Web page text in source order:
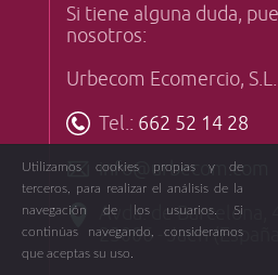
Si tiene alguna duda,
nosotros:
Urbecom Ecomercio, S.L.
Tel.: 662 52 14 28
info@urbecom.com
Avda. de Barcelona, 4
23006 - Jaen (España)
Utilizamos cookies propias y de
terceros, para realizar el análisis de la
navegación de los usuarios. Si
continúas navegando, consideramos
que aceptas su uso.